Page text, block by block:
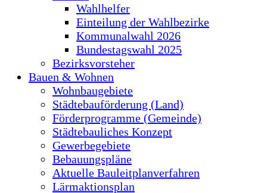
Wahlhelfer
Einteilung der Wahlbezirke
Kommunalwahl 2026
Bundestagswahl 2025
Bezirksvorsteher
Bauen & Wohnen
Wohnbaugebiete
Städtebauförderung (Land)
Förderprogramme (Gemeinde)
Städtebauliches Konzept
Gewerbegebiete
Bebauungspläne
Aktuelle Bauleitplanverfahren
Lärmaktionsplan